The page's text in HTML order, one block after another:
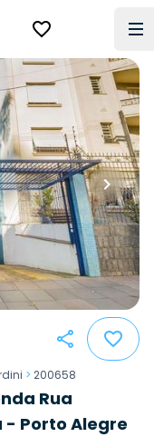
> 200658
Rua
- Porto Alegre